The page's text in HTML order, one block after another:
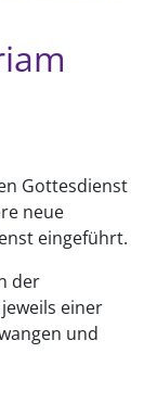
Gottesdienst
neue
eingeführt.
der
einer
und